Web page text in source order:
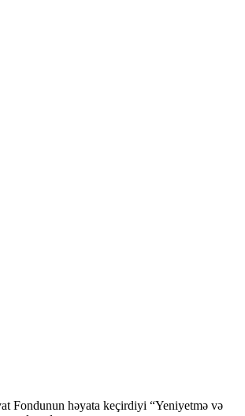
Fondunun həyata keçirdiyi “Yeniyetmə və